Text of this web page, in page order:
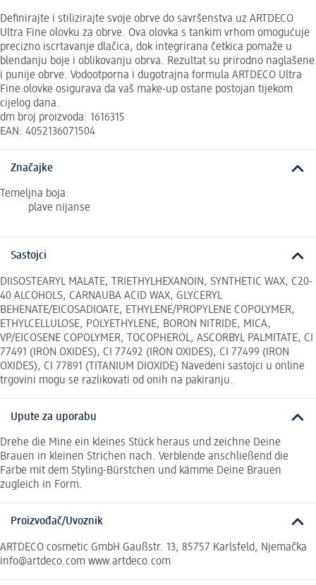
Definirajte i stilizirajte svoje obrve do savršenstva uz ARTDECO
Ultra Fine olovku za obrve. Ova olovka s tankim vrhom omogućuje
precizno iscrtavanje dlačica, dok integrirana četkica pomaže u
blendanju boje i oblikovanju obrva. Rezultat su prirodno naglašene
i punije obrve. Vodootporna i dugotrajna formula ARTDECO Ultra
Fine olovke osigurava da vaš make-up ostane postojan tijekom
cijelog dana.
dm broj proizvoda: 1616315
EAN: 4052136071504
Značajke
Temeljna boja:
plave nijanse
Sastojci
DIISOSTEARYL MALATE, TRIETHYLHEXANOIN, SYNTHETIC WAX, C20-
40 ALCOHOLS, CARNAUBA ACID WAX, GLYCERYL
BEHENATE/EICOSADIOATE, ETHYLENE/PROPYLENE COPOLYMER,
ETHYLCELLULOSE, POLYETHYLENE, BORON NITRIDE, MICA,
VP/EICOSENE COPOLYMER, TOCOPHEROL, ASCORBYL PALMITATE, CI
77491 (IRON OXIDES), CI 77492 (IRON OXIDES), CI 77499 (IRON
OXIDES), CI 77891 (TITANIUM DIOXIDE) Navedeni sastojci u online
trgovini mogu se razlikovati od onih na pakiranju.
Upute za uporabu
Drehe die Mine ein kleines Stück heraus und zeichne Deine
Brauen in kleinen Strichen nach. Verblende anschließend die
Farbe mit dem Styling-Bürstchen und kämme Deine Brauen
zugleich in Form.
Proizvođač/Uvoznik
ARTDECO cosmetic GmbH Gaußstr. 13, 85757 Karlsfeld, Njemačka
info@artdeco.com www.artdeco.com